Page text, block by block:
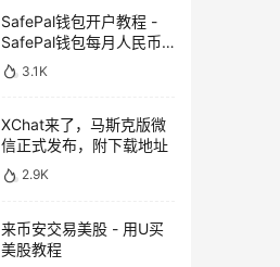
SafePal钱包开户教程 -
SafePal钱包每月人民币
消费前666U享受汇损补
贴
3.1K
XChat来了，马斯克版微
信正式发布，附下载地址
2.9K
来币安交易美股 - 用U买
美股教程